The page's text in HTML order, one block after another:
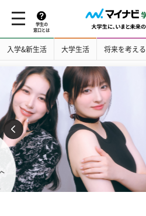
学生の
窓口とは
入学&新生活 大学生活 将来を考える